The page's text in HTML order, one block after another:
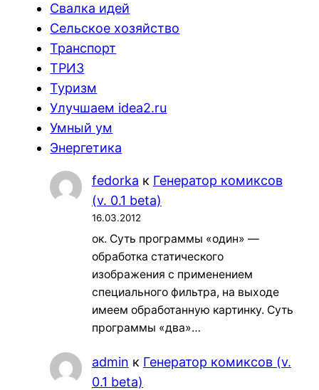
Свалка идей
Сельское хозяйство
Транспорт
ТРИЗ
Туризм
Улучшаем idea2.ru
Умный ум
Энергетика
fedorka к Генератор комиксов
(v. 0.1 beta)
16.03.2012
ок. Суть программы «один» —
обработка статического
изображения с применением
специального фильтра, на выходе
имеем обработанную картинку. Суть
программы «два»…
admin к Генератор комиксов (v.
0.1 beta)